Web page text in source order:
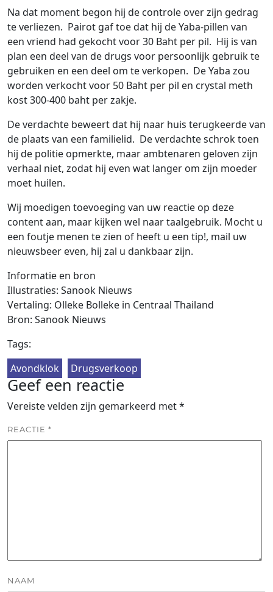
Na dat moment begon hij de controle over zijn gedrag
te verliezen. Pairot gaf toe dat hij de Yaba-pillen van
een vriend had gekocht voor 30 Baht per pil. Hij is van
plan een deel van de drugs voor persoonlijk gebruik te
gebruiken en een deel om te verkopen. De Yaba zou
worden verkocht voor 50 Baht per pil en crystal meth
kost 300-400 baht per zakje.
De verdachte beweert dat hij naar huis terugkeerde van
de plaats van een familielid. De verdachte schrok toen
hij de politie opmerkte, maar ambtenaren geloven zijn
verhaal niet, zodat hij even wat langer om zijn moeder
moet huilen.
Wij moedigen toevoeging van uw reactie op deze
content aan, maar kijken wel naar taalgebruik. Mocht u
een foutje menen te zien of heeft u een tip!, mail uw
nieuwsbeer even, hij zal u dankbaar zijn.
Informatie en bron
Illustraties: Sanook Nieuws
Vertaling: Olleke Bolleke in Centraal Thailand
Bron: Sanook Nieuws
Tags:
Avondklok
Drugsverkoop
Geef een reactie
Vereiste velden zijn gemarkeerd met*
REACTIE *
NAAM